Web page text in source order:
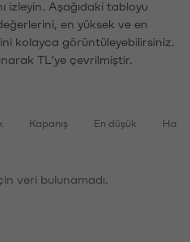
izleyin. Aşağıdaki tabloyu
en yüksek ve en
kolayca görüntüleyebilirsiniz.
TL'ye çevrilmiştir.
Kapanış En düşük
veri bulunamadı.